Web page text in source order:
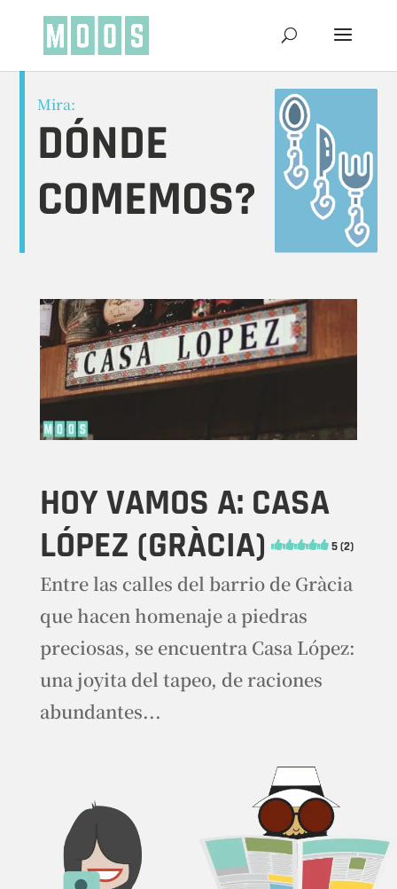
Mira:
DÓNDE
COMEMOS?
HOY VAMOS A: CASA
LÓPEZ (GRÀCIA)
5 (2)
Entre las calles del barrio de Gràcia
que hacen homenaje a piedras
preciosas, se encuentra Casa López:
una joyita del tapeo, de raciones
abundantes...